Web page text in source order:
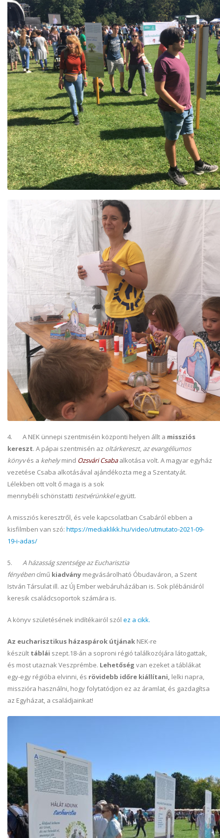
4. A NEK ünnepi szentmiséin központi helyen állt a missziós
kereszt. A pápai szentmisén az oltárkereszt, az evangéliumos
könyvés a kehelymind Ozsvári Csabaalkotása volt. A magyar egyház
vezetése Csaba alkotásával ajándékozta meg a Szentatyát.
Lélekben ott volt ő maga is a sok
mennybéli schönstatti testvérünkkelegyütt.
A missziós keresztről, és vele kapcsolatban Csabáról ebben a
kisfilmben van szó: https://mediaklikk.hu/video/utmutato-2021-09-
19-i-adas/
5. A házasság szentsége az Eucharisztia
fényében című kiadvány megvásárolható Óbudaváron, a Szent
István Társulat ill. az Új Ember webáruházában is. Sok plébániáról
keresik családcsoportok számára is.
A könyv születésének indítékairól szól ez a cikk.
Az eucharisztikus házaspárok útjának NEK-re
készült táblái szept.18-án a soproni régió találkozójára látogattak,
és most utaznak Veszprémbe. Lehetőség van ezeket a táblákat
egy-egy régióba elvinni, és rövidebb időre kiállítani, lelki napra,
misszióra használni, hogy folytatódjon ez az áramlat, és gazdagítsa
az Egyházat, a családjainkat!